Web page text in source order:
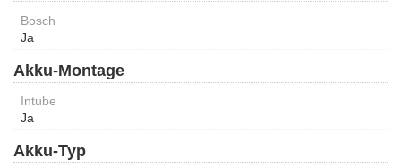
Bosch
Ja
Akku-Montage
Intube
Ja
Akku-Typ